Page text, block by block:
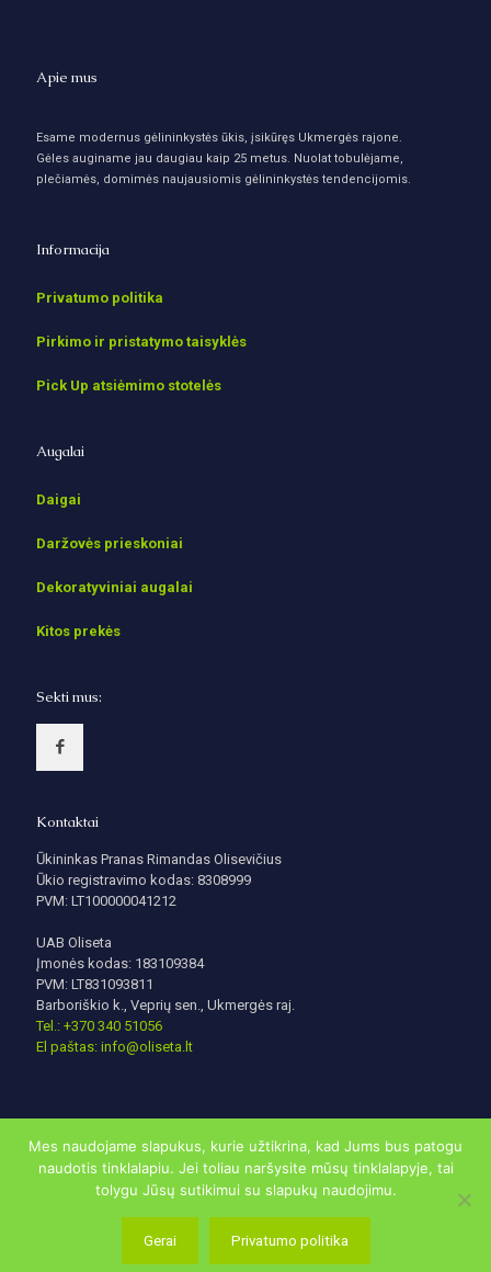
Apie mus
Esame modernus gėlininkystės ūkis, įsikūręs Ukmergės rajone.
Gėles auginame jau daugiau kaip 25 metus. Nuolat tobulėjame,
plečiamės, domimės naujausiomis gėlininkystės tendencijomis.
Informacija
Privatumo politika
Pirkimo ir pristatymo taisyklės
Pick Up atsiėmimo stotelės
Augalai
Daigai
Daržovės prieskoniai
Dekoratyviniai augalai
Kitos prekės
Sekti mus:
Kontaktai
Ūkininkas Pranas Rimandas Olisevičius
Ūkio registravimo kodas: 8308999
PVM: LT100000041212
UAB Oliseta
Įmonės kodas: 183109384
PVM: LT831093811
Barboriškio k., Veprių sen., Ukmergės raj.
Tel.: +370 340 51056
El paštas: info@oliseta.lt
© 2020 | oliseta.lt visos teisės saugomos. Sukurta
Mes naudojame slapukus, kurie užtikrina, kad Jums bus patogu
naudotis tinklalapiu. Jei toliau naršysite mūsų tinklalapyje, tai
tolygu Jūsų sutikimui su slapukų naudojimu.
Gerai Privatumo politika